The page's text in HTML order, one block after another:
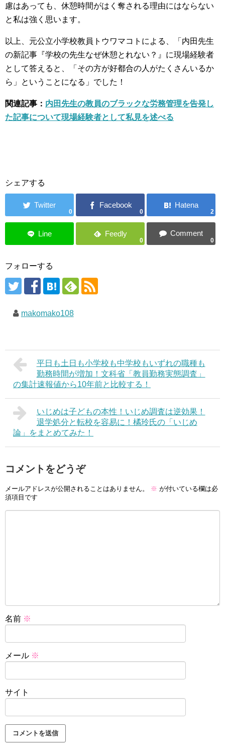
慮はあっても、休憩時間がはく奪される理由にはならない
と私は強く思います。
以上、元公立小学校教員トウワマコトによる、「内田先生
の新記事『学校の先生なぜ休憩とれない？』に現場経験者
として答えると、「その方が好都合の人がたくさんいるか
ら」ということになる」でした！
関連記事： 内田先生の教員のブラックな労務管理を告発し
た記事について現場経験者として私見を述べる
シェアする
0 0 2
0 0
フォローする
makomako108
平日も土日も小学校も中学校もいずれの職種も
勤務時間が増加！文科省「教員勤務実態調査」
の集計速報値から10年前と比較する！
いじめは子どもの本性！いじめ調査は逆効果！
退学処分と転校を容易に！橘玲氏の「いじめ
論」をまとめてみた！
コメントをどうぞ
メールアドレスが公開されることはありません。 ※ が付いている欄は必
須項目です
名前 ※
メール ※
サイト